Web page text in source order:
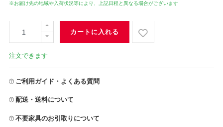
※お届け先の地域や入荷状況等により、上記日程と異なる場合がございます
カートに入れる
注文できます
ご利用ガイド・よくある質問
配送・送料について
不要家具のお引取りについて